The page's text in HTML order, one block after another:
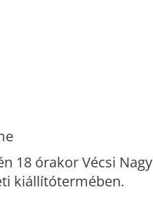
18 órakor Vécsi Nagy
kiállítótermében.